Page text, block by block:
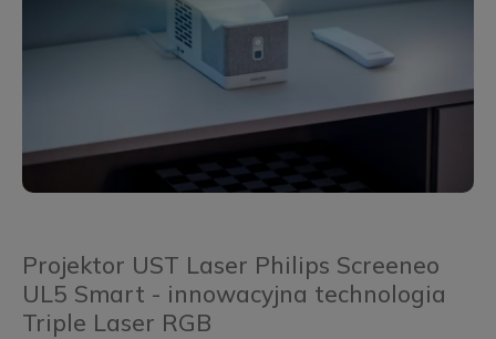
Projektor UST Laser Philips Screeneo
UL5 Smart - innowacyjna technologia
Triple Laser RGB